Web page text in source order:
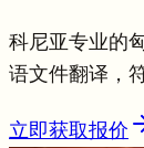
科尼亚专业的
语文件翻译，
立即获取报价